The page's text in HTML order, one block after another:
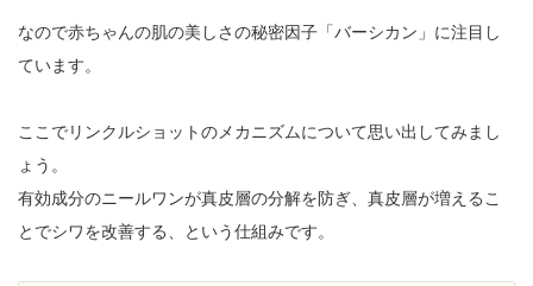
なので赤ちゃんの肌の美しさの秘密因子「バーシカン」に注目し
ています。
ここでリンクルショットのメカニズムについて思い出してみまし
ょう。
有効成分のニールワンが真皮層の分解を防ぎ、真皮層が増えるこ
とでシワを改善する、という仕組みです。